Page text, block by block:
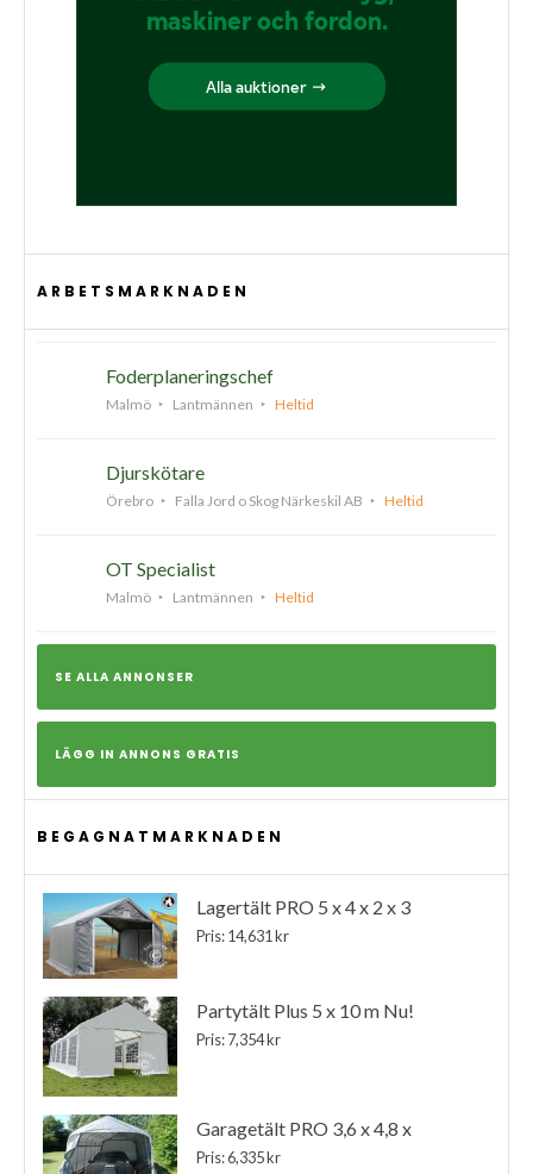
ARBETSMARKNADEN
Foderplaneringschef
Malmö Lantmännen Heltid
Djurskötare
Örebro Falla Jord o Skog Närkeskil AB Heltid
OT Specialist
Malmö Lantmännen Heltid
SE ALLA ANNONSER
LÄGG IN ANNONS GRATIS
BEGAGNATMARKNADEN
Lagertält PRO 5 x 4 x 2 x 3
Pris: 14,631 kr
Partytält Plus 5 x 10 m Nu!
Pris: 7,354 kr
Garagetält PRO 3,6 x 4,8 x
Pris: 6,335 kr